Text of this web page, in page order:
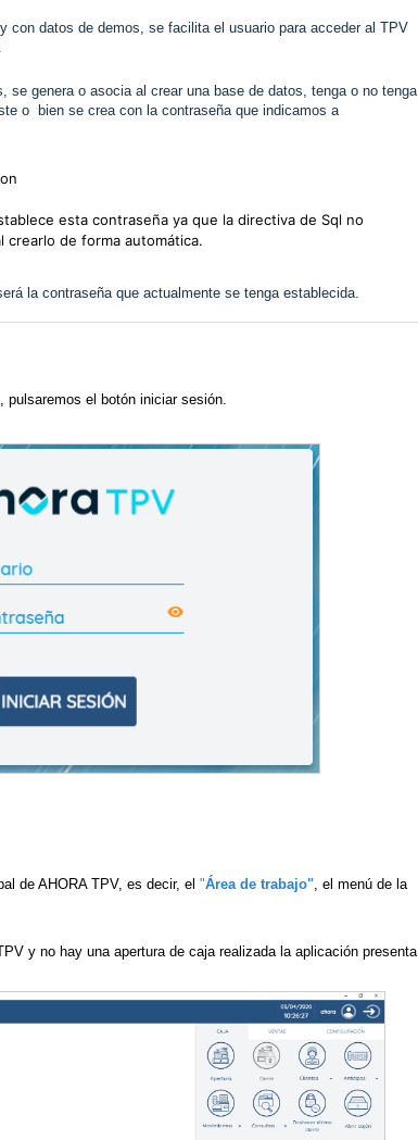
con datos de demos, se facilita el usuario para acceder al TPV
se genera o asocia al crear una base de datos, tenga o no tenga
o bien se crea con la contraseña que indicamos a
esta contraseña ya que la directiva de Sql no
crearlo de forma automática.
la contraseña que actualmente se tenga establecida.
el botón iniciar sesión.
de AHORA TPV, es decir, el "Área de trabajo" , el menú de la
y no hay una apertura de caja realizada la aplicación presenta